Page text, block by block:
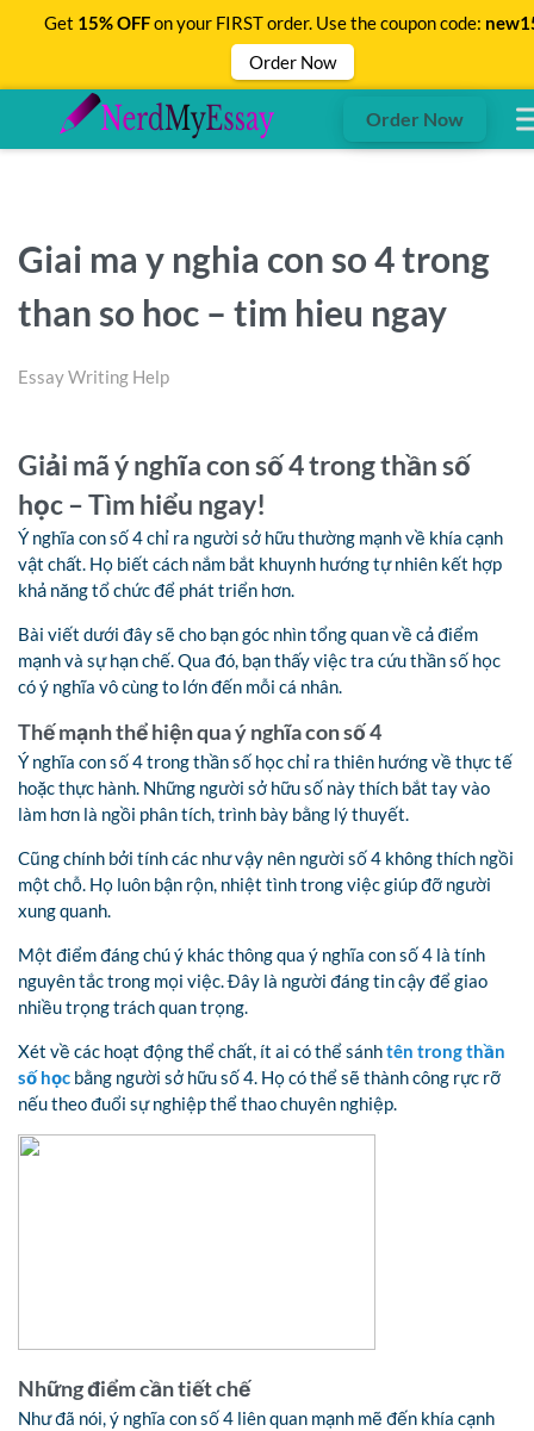
Order Now
Giai ma y nghia con so 4 trong
than so hoc – tim hieu ngay
Essay Writing Help
Giải mã ý nghĩa con số 4 trong thần số
học – Tìm hiểu ngay!
Ý nghĩa con số 4 chỉ ra người sở hữu thường mạnh về khía cạnh
vật chất. Họ biết cách nắm bắt khuynh hướng tự nhiên kết hợp
khả năng tổ chức để phát triển hơn.
Bài viết dưới đây sẽ cho bạn góc nhìn tổng quan về cả điểm
mạnh và sự hạn chế. Qua đó, bạn thấy việc tra cứu thần số học
có ý nghĩa vô cùng to lớn đến mỗi cá nhân.
Thế mạnh thể hiện qua ý nghĩa con số 4
Ý nghĩa con số 4 trong thần số học chỉ ra thiên hướng về thực tế
hoặc thực hành. Những người sở hữu số này thích bắt tay vào
làm hơn là ngồi phân tích, trình bày bằng lý thuyết.
Cũng chính bởi tính các như vậy nên người số 4 không thích ngồi
một chỗ. Họ luôn bận rộn, nhiệt tình trong việc giúp đỡ người
xung quanh.
Một điểm đáng chú ý khác thông qua ý nghĩa con số 4 là tính
nguyên tắc trong mọi việc. Đây là người đáng tin cậy để giao
nhiều trọng trách quan trọng.
Xét về các hoạt động thể chất, ít ai có thể sánhtên trong thần
số học bằng người sở hữu số 4. Họ có thể sẽ thành công rực rỡ
nếu theo đuổi sự nghiệp thể thao chuyên nghiệp.
Những điểm cần tiết chế
Như đã nói, ý nghĩa con số 4 liên quan mạnh mẽ đến khía cạnh
Get 15% OFFon your FIRST order. Use the coupon code:
Order Now